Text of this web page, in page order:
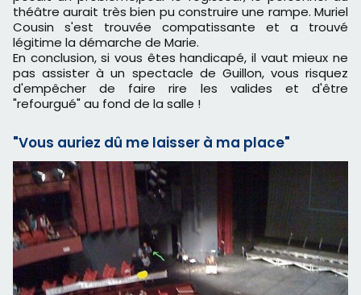
théâtre aurait très bien pu construire une rampe. Muriel
Cousin s'est trouvée compatissante et a trouvé
légitime la démarche de Marie.
En conclusion, si vous êtes handicapé, il vaut mieux ne
pas assister à un spectacle de Guillon, vous risquez
d'empêcher de faire rire les valides et d'être
"refourgué" au fond de la salle !
"Vous auriez dû me laisser à ma place"